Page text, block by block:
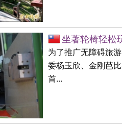
坐著轮椅轻松
为了推广无障碍旅
委杨玉欣、金刚芭
首...